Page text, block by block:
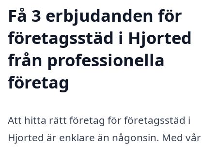
Få 3 erbjudanden för
företagsstäd i Hjorted
från professionella
företag
Att hitta rätt företag för företagsstäd i
Hjorted är enklare än någonsin. Med vår